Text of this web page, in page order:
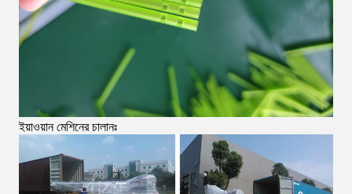
ইয়াওয়ান মেশিনের চালানঃ